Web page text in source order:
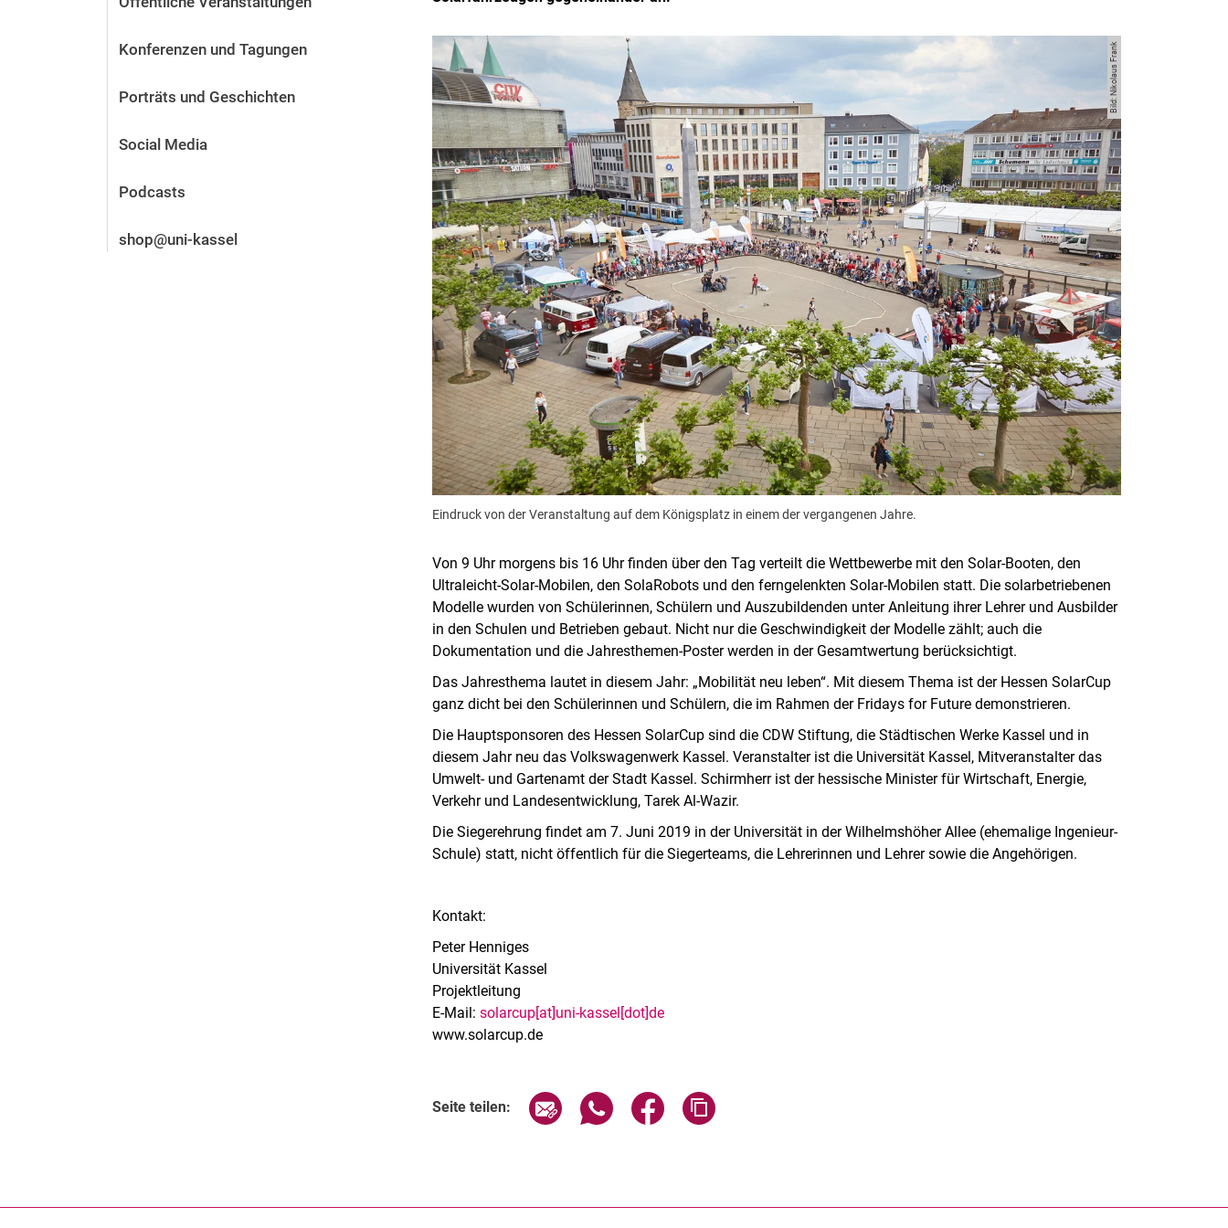
Stellenangebote
Alum­ni und Freunde
Kontakt und Standorte
Konferenzen und Tagungen
Porträts und Geschichten
Social Media
Podcasts
shop@uni-kassel
Bild: Nikolaus Frank
Eindruck von der Veranstaltung auf dem Königsplatz in einem der vergangenen Jahre.
Von 9 Uhr morgens bis 16 Uhr finden über den Tag verteilt die Wettbewerbe mit den Solar-Booten, den
Ultraleicht-Solar-Mobilen, den SolaRobots und den ferngelenkten Solar-Mobilen statt. Die solarbetriebenen
Modelle wurden von Schülerinnen, Schülern und Auszubildenden unter Anleitung ihrer Lehrer und Ausbilder
in den Schulen und Betrieben gebaut. Nicht nur die Geschwindigkeit der Modelle zählt; auch die
Dokumentation und die Jahresthemen-Poster werden in der Gesamtwertung berücksichtigt.
Das Jahresthema lautet in diesem Jahr: „Mobilität neu leben“. Mit diesem Thema ist der Hessen SolarCup
ganz dicht bei den Schülerinnen und Schülern, die im Rahmen der Fridays for Future demonstrieren.
Die Hauptsponsoren des Hessen SolarCup sind die CDW Stiftung, die Städtischen Werke Kassel und in
diesem Jahr neu das Volkswagenwerk Kassel. Veranstalter ist die Universität Kassel, Mitveranstalter das
Umwelt- und Gartenamt der Stadt Kassel. Schirmherr ist der hessische Minister für Wirtschaft, Energie,
Verkehr und Landesentwicklung, Tarek Al-Wazir.
Die Siegerehrung findet am 7. Juni 2019 in der Universität in der Wilhelmshöher Allee (ehemalige Ingenieur-
Schule) statt, nicht öffentlich für die Siegerteams, die Lehrerinnen und Lehrer sowie die Angehörigen.
Kontakt:
Peter Henniges
Universität Kassel
Projektleitung
E-Mail:solarcup[at]uni-kassel[dot]de
www.solarcup.de
Seite teilen: Seite über E-Mail teilen
Seite über WhatsApp teilen (externer Link, öffnet neues Fenster)
Seite über Facebook teilen (externer Link, öffnet neues Fenster)